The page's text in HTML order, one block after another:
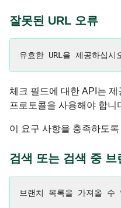
잘못된 URL 오류
체크 필드에 대한 API는
프로토콜을 사용해야 합니
이 요구 사항을 충족하도
검색 또는 검색 중 브